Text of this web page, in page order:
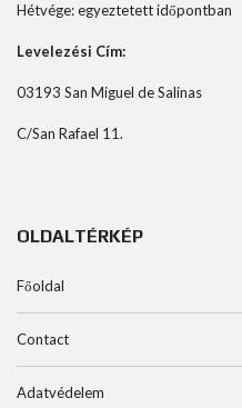
Hétvége: egyeztetett időpontban
Levelezési Cím:
03193 San Miguel de Salinas
C/San Rafael 11.
OLDALTÉRKÉP
Főoldal
Contact
Adatvédelem